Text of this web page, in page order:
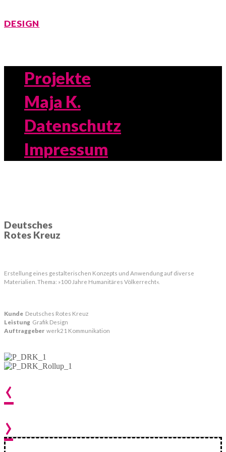
DESIGN
Projekte
Maja K.
Datenschutz
Impressum
Deutsches
Rotes Kreuz
Erstellung eines gestalterischen Konzepts und Anwendung auf diverse
Materialien. Thema: »100 Jahre Humanitäres Völkerrecht«.
Kunde Deutsches Rotes Kreuz
Leistung Grafik Design
Auftraggeber werk21 Kommunikation
‹
›